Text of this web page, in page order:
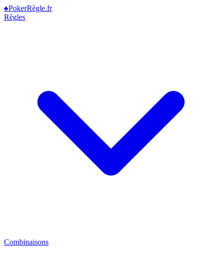
♠PokerRègle.fr
Règles
Combinaisons